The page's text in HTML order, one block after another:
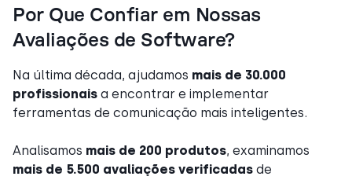
Por Que Confiar em Nossas
Avaliações de Software?
Na última década, ajudamos mais de 30.000
profissionais a encontrar e implementar
ferramentas de comunicação mais inteligentes.
Analisamos mais de 200 produtos, examinamos
mais de 5.500 avaliações verificadas de